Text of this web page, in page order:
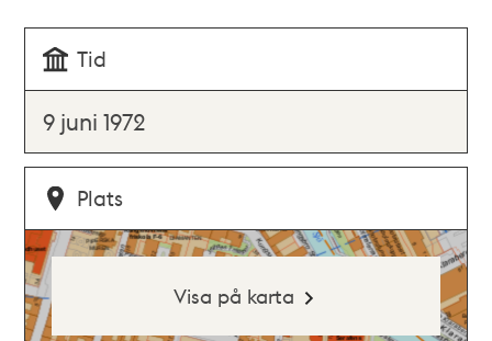
Tid
9 juni 1972
Plats
Visa på karta